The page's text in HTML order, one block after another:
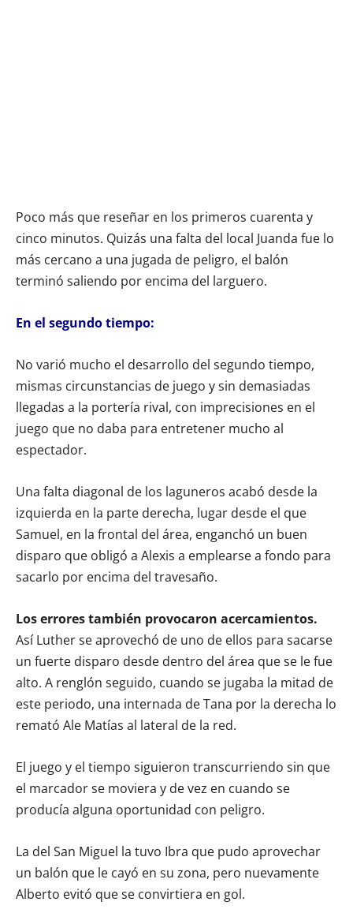
Poco más que reseñar en los primeros cuarenta y
cinco minutos. Quizás una falta del local Juanda fue lo
más cercano a una jugada de peligro, el balón
terminó saliendo por encima del larguero.
En el segundo tiempo:
No varió mucho el desarrollo del segundo tiempo,
mismas circunstancias de juego y sin demasiadas
llegadas a la portería rival, con imprecisiones en el
juego que no daba para entretener mucho al
espectador.
Una falta diagonal de los laguneros acabó desde la
izquierda en la parte derecha, lugar desde el que
Samuel, en la frontal del área, enganchó un buen
disparo que obligó a Alexis a emplearse a fondo para
sacarlo por encima del travesaño.
Los errores también provocaron acercamientos.
Así Luther se aprovechó de uno de ellos para sacarse
un fuerte disparo desde dentro del área que se le fue
alto. A renglón seguido, cuando se jugaba la mitad de
este periodo, una internada de Tana por la derecha lo
remató Ale Matías al lateral de la red.
El juego y el tiempo siguieron transcurriendo sin que
el marcador se moviera y de vez en cuando se
producía alguna oportunidad con peligro.
La del San Miguel la tuvo Ibra que pudo aprovechar
un balón que le cayó en su zona, pero nuevamente
Alberto evitó que se convirtiera en gol.